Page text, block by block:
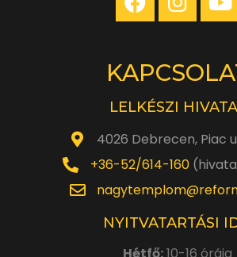
LELKÉSZI
4026 Debrecen, Piac
+36-52/614-160
NYITVATARTÁSI
Hétfő:10-16 óráig